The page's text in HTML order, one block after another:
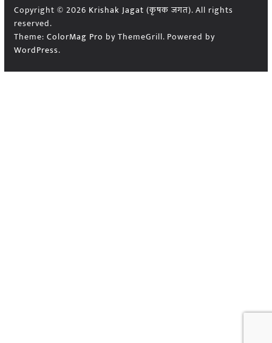
Copyright © 2026 Krishak Jagat (कृषक जगत). All rights
reserved.
Theme: ColorMag Pro by ThemeGrill. Powered by
WordPress.